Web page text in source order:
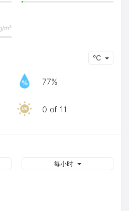
m³
℃
77%
0 of 11
每小时